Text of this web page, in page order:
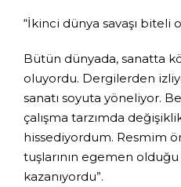
“İkinci dünya savaşı biteli
Bütün dünyada, sanatta
oluyordu. Dergilerden
sanatı soyuta yöneliyor.
çalışma tarzımda
hissediyordum. Resmim
tuşlarının egemen
kazanıyordu”.